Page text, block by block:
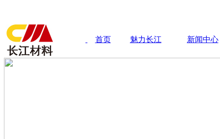
首页 魅力长江 新闻中心